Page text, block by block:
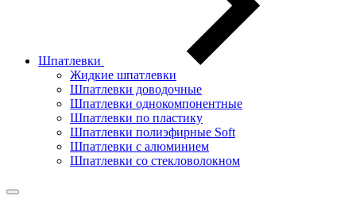
Шпатлевки
Жидкие шпатлевки
Шпатлевки доводочные
Шпатлевки однокомпонентные
Шпатлевки по пластику
Шпатлевки полиэфирные Soft
Шпатлевки с алюминием
Шпатлевки со стекловолокном